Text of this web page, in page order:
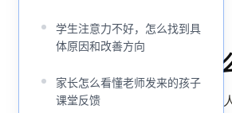
很
学生注意力不好，怎么找到具
体原因和改善方向
家长怎么看懂老师发来的孩子
课堂反馈